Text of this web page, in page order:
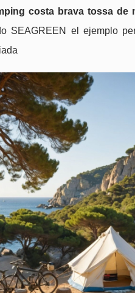
costa brava tossa de
SEAGREEN el ejemplo